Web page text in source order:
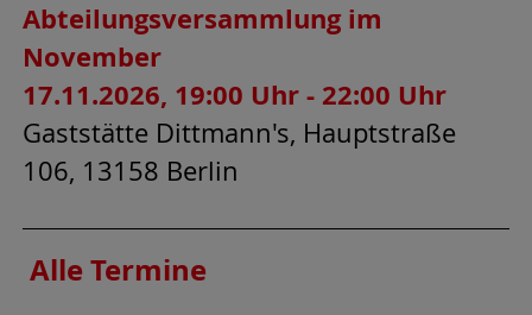
Abteilungsversammlung im
November
17.11.2026, 19:00 Uhr - 22:00 Uhr
Gaststätte Dittmann's, Hauptstraße
106, 13158 Berlin
Alle Termine